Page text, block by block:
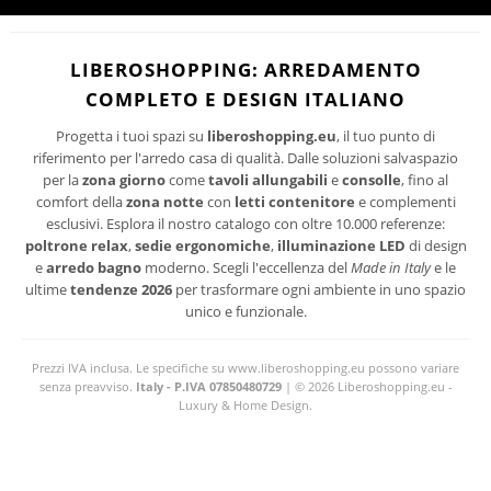
I suoi dati personali verranno trattati per le finalità connesse all'invio delle
Per maggiori informazioni sul trattamento dei dati personali consultare laPRIVACY
del sito.
LIBEROSHOPPING: ARREDAMENTO
COMPLETO E DESIGN ITALIANO
Progetta i tuoi spazi su liberoshopping.eu, il tuo punto di
riferimento per l'arredo casa di qualità. Dalle soluzioni salvaspazio
per lazona giornocometavoli allungabili econsolle, fino al
comfort dellazona notte con letti contenitore e complementi
esclusivi. Esplora il nostro catalogo con oltre 10.000 referenze:
poltrone relax,sedie ergonomiche, illuminazione LED di design
earredo bagno moderno. Scegli l'eccellenza delMade in Italye le
ultimetendenze 2026 per trasformare ogni ambiente in uno spazio
unico e funzionale.
Prezzi IVA inclusa. Le specifiche su www.liberoshopping.eu possono variare
senza preavviso. Italy - P.IVA 07850480729| © 2026 Liberoshopping.eu -
Luxury & Home Design.